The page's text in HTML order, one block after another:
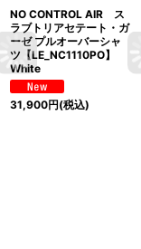
NO CONTROL AIR ス
ラブトリアセテート・ガ
ーゼ プルオーバーシャ
ツ【LE_NC1110PO】
White
31,900円(税込)